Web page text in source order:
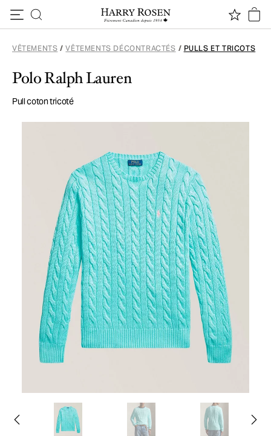
VÊTEMENTS / VÊTEMENTS DÉCONTRACTÉS / PULLS ET TRICOTS
Polo Ralph Lauren
Pull coton tricoté